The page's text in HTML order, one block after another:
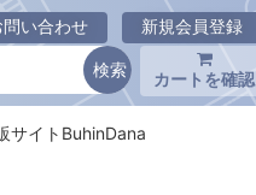
問い合わせ 新規会員登録
カートを確認
サイトBuhinDana